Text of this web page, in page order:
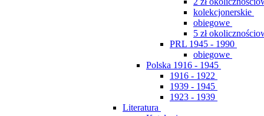
kolekcjonerskie
obiegowe
5 zł
PRL 1945 - 1990
obiegowe
Polska 1916 - 1945
1916 - 1922
1939 - 1945
1923 - 1939
Literatura